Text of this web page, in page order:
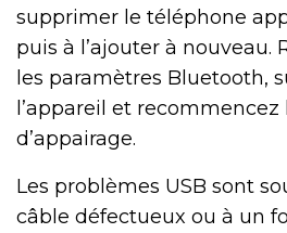
supprimer le téléphone
puis à l’ajouter à nouveau.
les paramètres Bluetooth,
l’appareil et
d’appairage.
Les problèmes USB sont
câble défectueux ou à un